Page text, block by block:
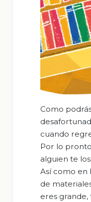
Como
cuando
Por lo
alguien te
Así como en
de
eres grande,